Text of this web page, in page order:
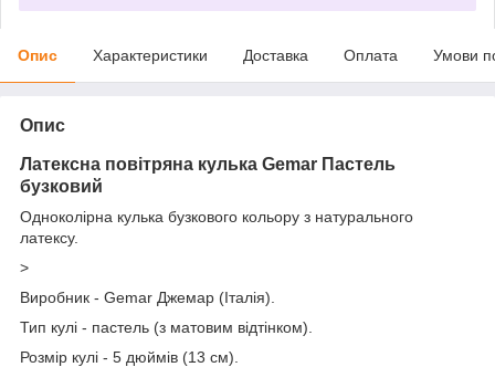
Опис Характеристики Доставка Оплата Умови
Опис
Латексна повітряна кулька Gemar Пастель
бузковий
Одноколірна кулька бузкового кольору з натурального
латексу.
>
Виробник - Gemar Джемар (Італія).
Тип кулі - пастель (з матовим відтінком).
Розмір кулі - 5 дюймів (13 см).